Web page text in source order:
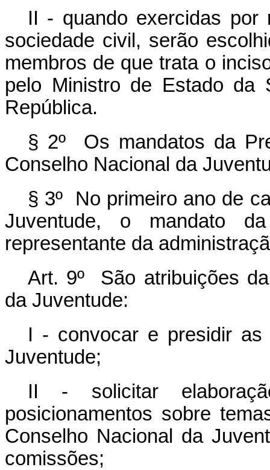
II - quando exercidas por
sociedade civil, serão
membros de que trata o
pelo Ministro de Estado da
República.
§ 2º Os mandatos da
Conselho Nacional da
§ 3º No primeiro ano de
Juventude, o mandato
representante da
Art. 9º São atribuições
da Juventude:
I - convocar e presidir as
Juventude;
II - solicitar
posicionamentos sobre
Conselho Nacional da
comissões;